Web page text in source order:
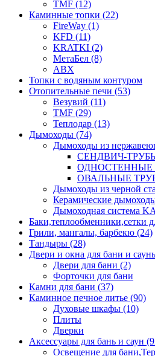
TMF (12)
Каминные топки (22)
FireWay (1)
KFD (11)
KRATKI (2)
МетаБел (8)
ABX
Топки с водяным контуром
Отопительные печи (53)
Везувий (11)
TMF (29)
Теплодар (13)
Дымоходы (74)
Дымоходы из
СЕНДВИЧ-
ОДНОСТЕННЫЕ
ОВАЛЬНЫЕ
Дымоходы из черной
Керамические
Дымоходная система
Баки,теплообменники,сетки
Грили, мангалы, барбекю (24)
Тандыры (28)
Двери и окна для бани и
Двери для бани (2)
Форточки для бани
Камни для бани (37)
Каминное печное литье (90)
Духовые шкафы (10)
Плиты
Дверки
Аксессуары для бань и саун
Освещение для